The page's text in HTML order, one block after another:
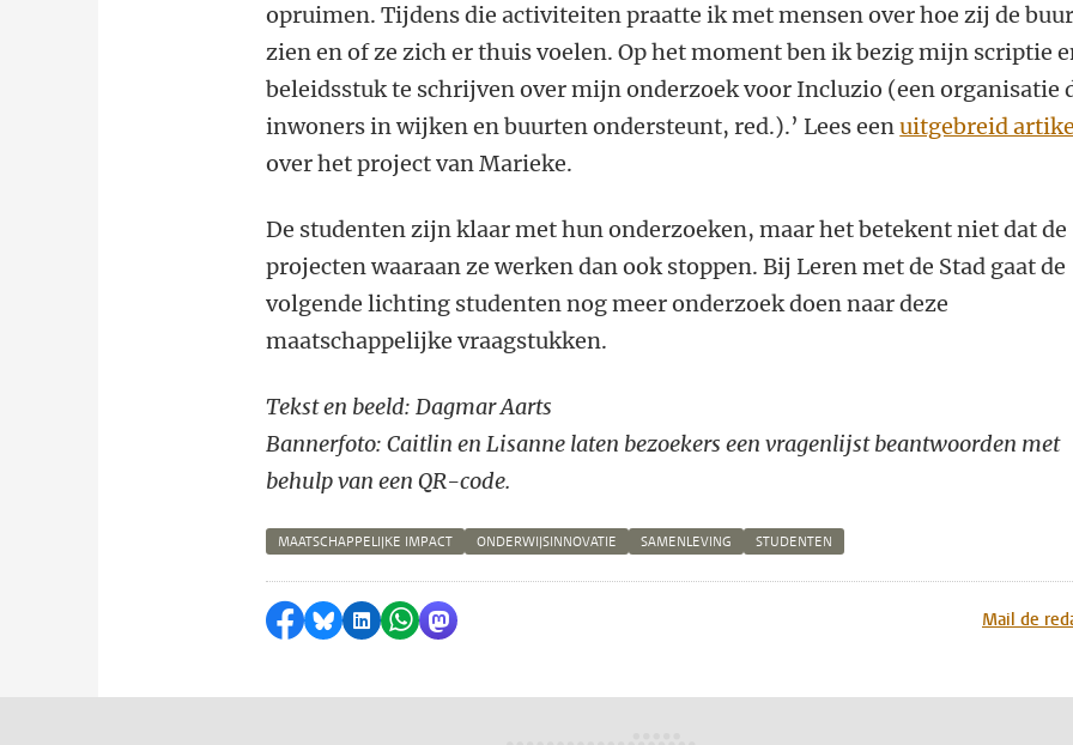
opruimen. Tijdens die activiteiten praatte ik met mensen over hoe zij de
zien en of ze zich er thuis voelen. Op het moment ben ik bezig mijn scriptie
beleidsstuk te schrijven over mijn onderzoek voor Incluzio (een organisatie
inwoners in wijken en buurten ondersteunt, red.).’ Lees eenuitgebreid
over het project van Marieke.
De studenten zijn klaar met hun onderzoeken, maar het betekent niet dat de
projecten waaraan ze werken dan ook stoppen. Bij Leren met de Stad gaat de
volgende lichting studenten nog meer onderzoek doen naar deze
maatschappelijke vraagstukken.
Tekst en beeld: Dagmar Aarts
Bannerfoto: Caitlin en Lisanne laten bezoekers een vragenlijst beantwoorden met
behulp van een QR-code.
MAATSCHAPPELIJKE IMPACT ONDERWIJSINNOVATIE SAMENLEVING STUDENTEN
Delen op Facebook
Delen via Bluesky
Delen op LinkedIn
Delen via WhatsApp
Delen via Mastodon Mail de